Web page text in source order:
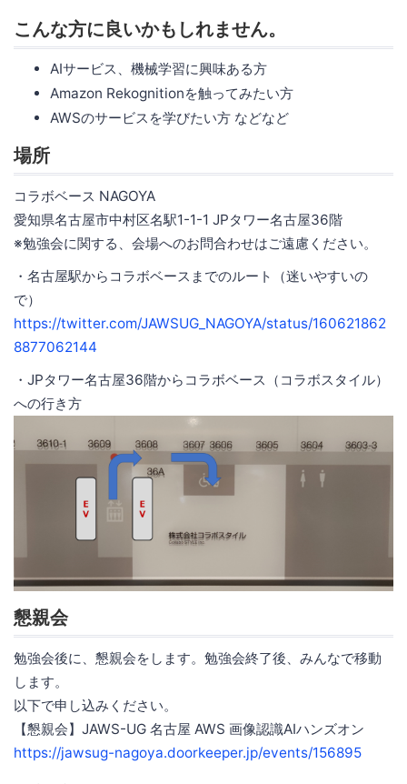
こんな方に良いかもしれません。
AIサービス、機械学習に興味ある方
Amazon Rekognitionを触ってみたい方
AWSのサービスを学びたい方 などなど
場所
コラボベース NAGOYA
愛知県名古屋市中村区名駅1-1-1 JPタワー名古屋36階
※勉強会に関する、会場へのお問合わせはご遠慮ください。
・名古屋駅からコラボベースまでのルート（迷いやすいの
で）
https://twitter.com/JAWSUG_NAGOYA/status/160621862
8877062144
・JPタワー名古屋36階からコラボベース（コラボスタイル）
への行き方
懇親会
勉強会後に、懇親会をします。勉強会終了後、みんなで移動
します。
以下で申し込みください。
【懇親会】JAWS-UG 名古屋 AWS 画像認識AIハンズオン
https://jawsug-nagoya.doorkeeper.jp/events/156895